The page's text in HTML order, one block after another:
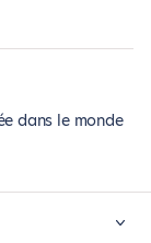
dans le monde